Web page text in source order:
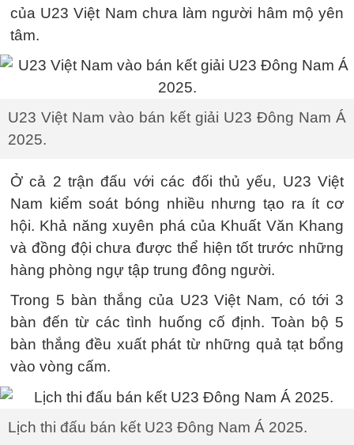
của U23 Việt Nam chưa làm người hâm mộ yên
tâm.
U23 Việt Nam vào bán kết giải U23 Đông Nam Á
2025.
Ở cả 2 trận đấu với các đối thủ yếu, U23 Việt
Nam kiểm soát bóng nhiều nhưng tạo ra ít cơ
hội. Khả năng xuyên phá của Khuất Văn Khang
và đồng đội chưa được thể hiện tốt trước những
hàng phòng ngự tập trung đông người.
Trong 5 bàn thắng của U23 Việt Nam, có tới 3
bàn đến từ các tình huống cố định. Toàn bộ 5
bàn thắng đều xuất phát từ những quả tạt bổng
vào vòng cấm.
Lịch thi đấu bán kết U23 Đông Nam Á 2025.